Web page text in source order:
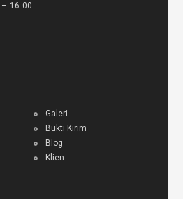
Galeri
Bukti Kirim
Blog
Klien